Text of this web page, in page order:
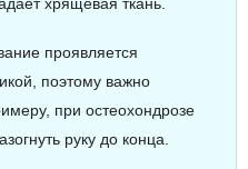
хрящевая ткань.
проявляется
поэтому важно
при остеохондрозе
руку до конца.